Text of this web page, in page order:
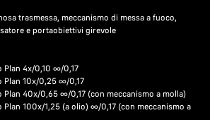
trasmessa, meccanismo di messa a fuoco,
e portaobiettivi girevole
Plan 4x/0,10 ∞/0,17
Plan 10x/0,25 ∞/0,17
Plan 40x/0,65 ∞/0,17 (con meccanismo a molla)
100x/1,25 (a olio) ∞/0,17 (con meccanismo a